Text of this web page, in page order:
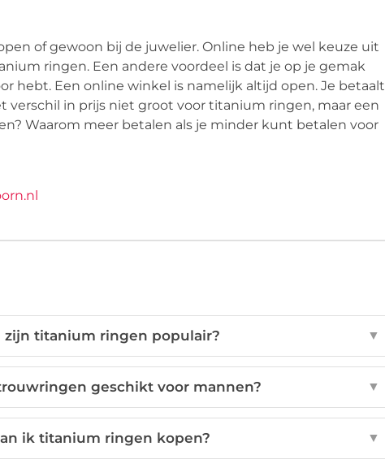
of gewoon bij de juwelier. Online heb je wel keuze uit
ringen. Een andere voordeel is dat je op je gemak
hebt. Een online winkel is namelijk altijd open. Je betaalt
verschil in prijs niet groot voor titanium ringen, maar een
Waarom meer betalen als je minder kunt betalen voor
zijn titanium ringen populair? ▼
geschikt voor mannen? ▼
ik titanium ringen kopen? ▼